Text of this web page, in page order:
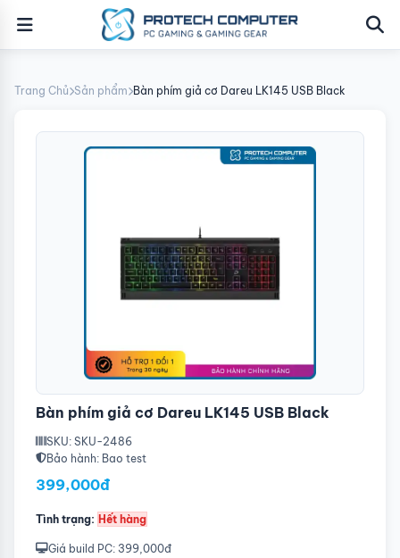
Trang Chủ Sản phẩm Bàn phím giả cơ Dareu LK145 USB Black
Bàn phím giả cơ Dareu LK145 USB Black
SKU: SKU-2486
Bảo hành: Bao test
399,000đ
Tình trạng: Hết hàng
Giá build PC: 399,000đ